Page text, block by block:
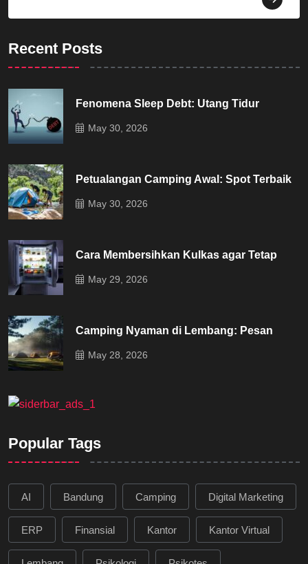
Recent Posts
Fenomena Sleep Debt: Utang Tidur
May 30, 2026
Petualangan Camping Awal: Spot Terbaik
May 30, 2026
Cara Membersihkan Kulkas agar Tetap
May 29, 2026
Camping Nyaman di Lembang: Pesan
May 28, 2026
Popular Tags
AI Bandung Camping Digital Marketing
ERP Finansial Kantor Kantor Virtual